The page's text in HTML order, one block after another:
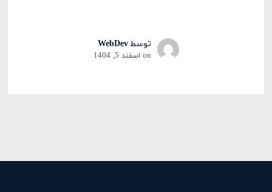
توسطWebDev
on اسفند 5, 1404